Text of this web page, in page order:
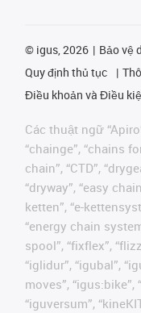
© igus, 2026 Bảo vệ
Quy định thủ tục
Điều khoản và Điều
Các thuật ngữ
“chainge”, “chains
chain”, “CTD”,
“dryway”, “easy
ketten”, “e-
“energy chain
spool”, “fixflex”,
“iglidur”, “igubal”,
moves”, “igus:bike”,
“iguversum”,